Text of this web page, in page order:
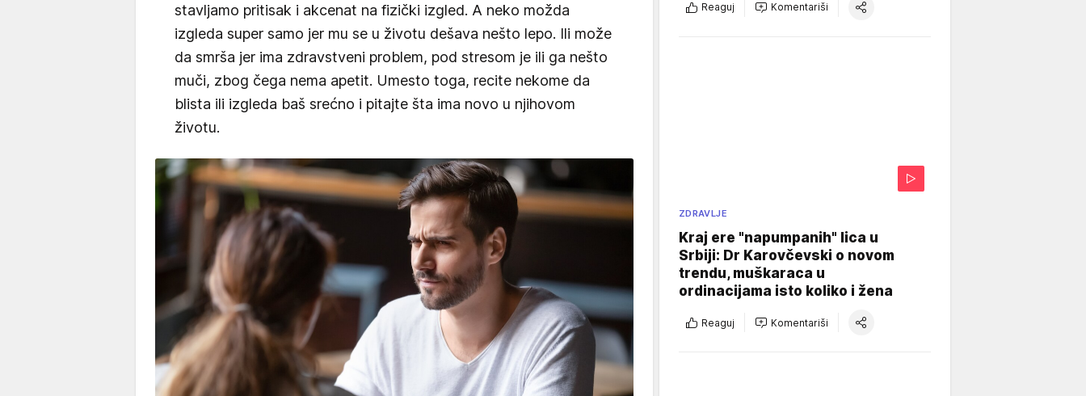
stavljamo pritisak i akcenat na fizički izgled. A neko možda
izgleda super samo jer mu se u životu dešava nešto lepo. Ili može
da smrša jer ima zdravstveni problem, pod stresom je ili ga nešto
muči, zbog čega nema apetit. Umesto toga, recite nekome da
blista ili izgleda baš srećno i pitajte šta ima novo u njihovom
životu.
Reaguj Komentariši
ZDRAVLJE
Kraj ere "napumpanih" lica u
Srbiji: Dr Karovčevski o novom
trendu, muškaraca u
ordinacijama isto koliko i žena
Reaguj Komentariši